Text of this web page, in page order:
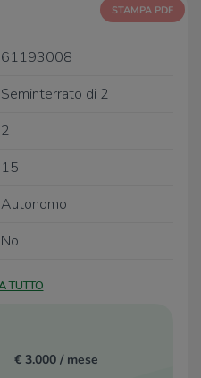
STAMPA PDF
61193008
Seminterrato di 2
2
15
Autonomo
No
TUTTO
€ 3.000 / mese